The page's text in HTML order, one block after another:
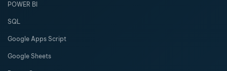
POWER BI
SQL
Google Apps Script
Google Sheets